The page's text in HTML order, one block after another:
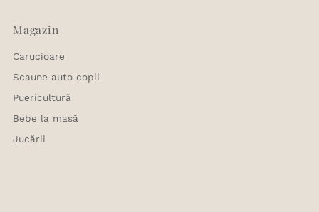
Magazin
Carucioare
Scaune auto copii
Puericultură
Bebe la masă
Jucării